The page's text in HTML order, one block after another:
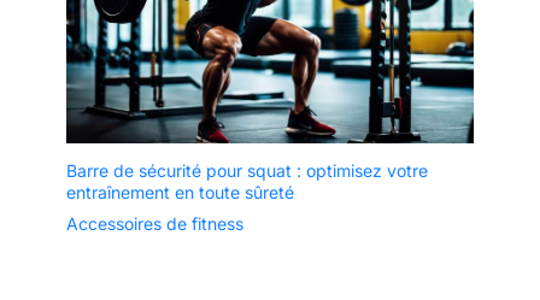
Barre de sécurité pour squat : optimisez votre
entraînement en toute sûreté
Accessoires de fitness